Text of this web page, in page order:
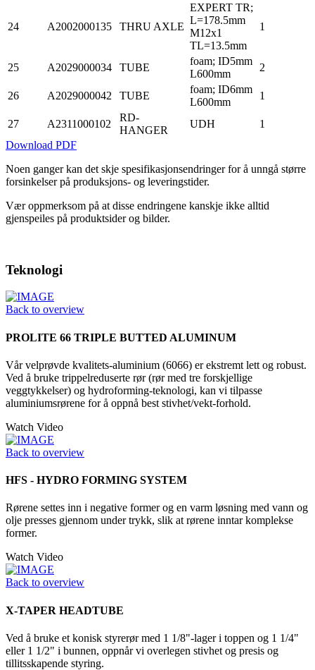
24 A2002000135 THRU AXLE
EXPERT TR;
L=178.5mm
M12x1
TL=13.5mm
1
25 A2029000034 TUBE
foam; ID5mm
L600mm
2
26 A2029000042 TUBE
foam; ID6mm
L600mm
1
27 A2311000102
RD-
HANGER
UDH
1
Download PDF
Noen ganger kan det skje spesifikasjonsendringer for å unngå større
forsinkelser på produksjons- og leveringstider.
Vær oppmerksom på at disse endringene kanskje ikke alltid
gjenspeiles på produktsider og bilder.
Teknologi
Back to overview
PROLITE 66 TRIPLE BUTTED ALUMINUM
Vår velprøvde kvalitets-aluminium (6066) er ekstremt lett og robust.
Ved å bruke trippelreduserte rør (rør med tre forskjellige
veggtykkelser) og hydroforming-teknologi, kan vi tilpasse
aluminiumsrørene for å oppnå best stivhet/vekt-forhold.
Watch Video
Back to overview
HFS - HYDRO FORMING SYSTEM
Rørene settes inn i negative former og en varm løsning med vann og
olje presses gjennom under trykk, slik at rørene inntar komplekse
former.
Watch Video
Back to overview
X-TAPER HEADTUBE
Ved å bruke et konisk styrerør med 1 1/8"-lager i toppen og 1 1/4"
eller 1 1/2" i bunnen, oppnår vi overlegen stivhet og presis og
tillitsskapende styring.